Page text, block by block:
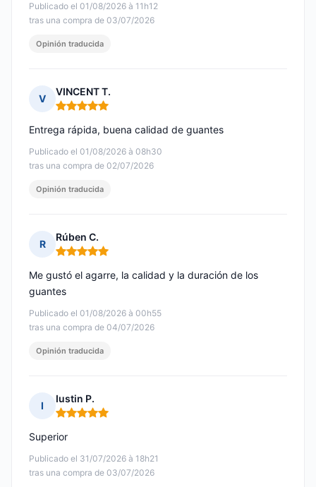
Publicado el 01/08/2026 à 11h12
tras una compra de 03/07/2026
Opinión traducida
V
VINCENT T.
Nota: 5 de 5
Publicado el 01/08/2026 à 08h30
tras una compra de 02/07/2026
Entrega rápida, buena calidad de guantes
Opinión traducida
R
Rúben C.
Nota: 5 de 5
Publicado el 01/08/2026 à 00h55
tras una compra de 04/07/2026
Me gustó el agarre, la calidad y la duración de los
guantes
Opinión traducida
I
Iustin P.
Nota: 5 de 5
Publicado el 31/07/2026 à 18h21
tras una compra de 03/07/2026
Superior